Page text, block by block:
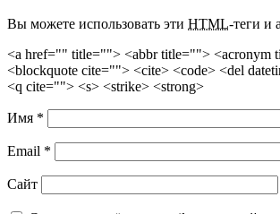
Вы можете использовать эти HTML-теги и
<a href="" title=""> <abbr title=""> <acronym
<blockquote cite=""> <cite> <code> <del
<q cite=""> <s> <strike> <strong>
Имя *
Email *
Сайт